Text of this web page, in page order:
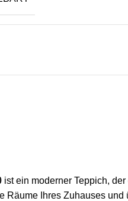
ist ein moderner Teppich,
Räume Ihres Zuhauses